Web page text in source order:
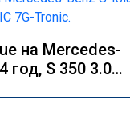
на Mercedes-
год, S 350 3.0